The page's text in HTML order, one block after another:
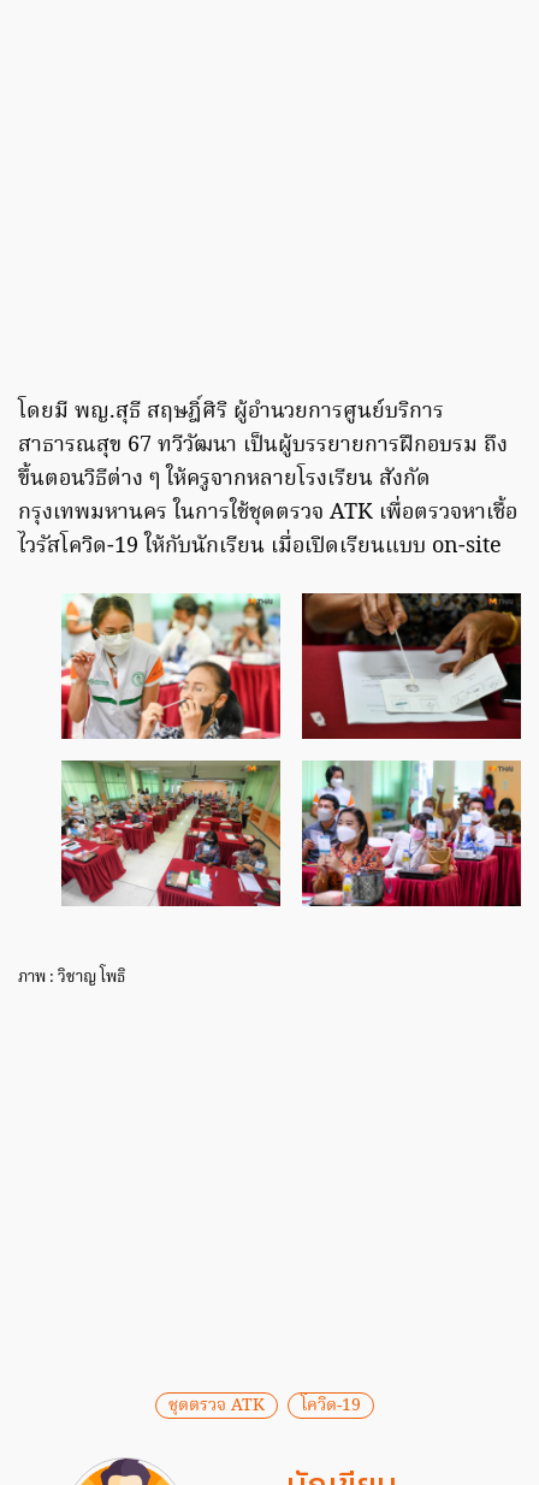
โดยมี พญ.สุธี สฤษฎิ์ศิริ ผู้อำนวยการศูนย์บริการ
สาธารณสุข 67 ทวีวัฒนา เป็นผู้บรรยายการฝึกอบรม ถึง
ขึ้นตอนวิธีต่าง ๆ ให้ครูจากหลายโรงเรียน สังกัด
กรุงเทพมหานคร ในการใช้ชุดตรวจ ATK เพื่อตรวจหาเชื้อ
ไวรัสโควิด-19 ให้กับนักเรียน เมื่อเปิดเรียนแบบ on-site
ภาพ : วิชาญ โพธิ
ชุดตรวจ ATK โควิด-19